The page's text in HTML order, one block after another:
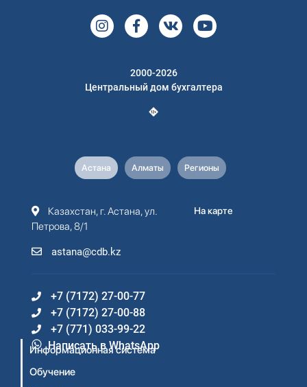
2000-2026
Центральный дом бухгалтера
Астана Алматы Регионы
Казахстан, г. Астана, ул.
Петрова, 8/1
astana@cdb.kz
На карте
+7 (7172) 27-00-77
+7 (7172) 27-00-88
+7 (771) 033-99-22
Написать в WhatsApp
Информационная система
Обучение